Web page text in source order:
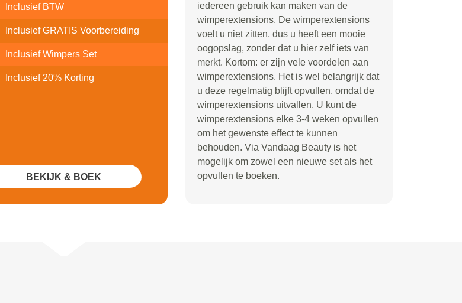
Inclusief BTW
Inclusief GRATIS Voorbereiding
Inclusief Wimpers Set
Inclusief 20% Korting
BEKIJK & BOEK
iedereen gebruik kan maken van de
wimperextensions. De wimperextensions
voelt u niet zitten, dus u heeft een mooie
oogopslag, zonder dat u hier zelf iets van
merkt. Kortom: er zijn vele voordelen aan
wimperextensions. Het is wel belangrijk dat
u deze regelmatig blijft opvullen, omdat de
wimperextensions uitvallen. U kunt de
wimperextensions elke 3-4 weken opvullen
om het gewenste effect te kunnen
behouden. Via Vandaag Beauty is het
mogelijk om zowel een nieuwe set als het
opvullen te boeken.